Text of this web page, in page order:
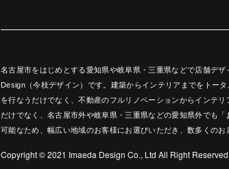
名古屋市をはじめとする愛知県や岐阜県・三重県などで店舗デ
Design（今枝デザイン）です。建築からインテリアまでをトー
を行なうだけでなく、不動産のフルリノベーションからインテ
だけでなく、名古屋市外や岐阜県・三重県などの愛知県外でも
可能なため、幅広い地域のお客様にお選びいただき、数多くの
Copyright ©︎ 2021 Imaeda Design Co., Ltd All Right Reserved.